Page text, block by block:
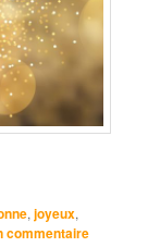
,joyeux,
commentaire